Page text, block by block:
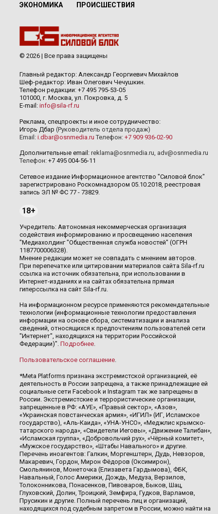
ЭКОНОМИКА ПРОИСШЕСТВИЯ
© 2026 | Все права защищены
Главный редактор: Александр Георгиевич Михайлов
Шеф-редактор: Иван Олегович Чечушкин.
Телефон редакции: +7 495 795-53-05
101000, г. Москва, ул. Покровка, д. 5
E-mail: info@sila-rf.ru
Реклама, спецпроекты и иное сотрудничество:
Игорь Дбар (Руководитель отдела продаж)
Email: i.dbar@osnmedia.ru Телефон: +7 909 936-02-90
Дополнительные email: reklama@osnmedia.ru adv@osnmedia.ru
Телефон: +7 495 004-56-11
Сетевое издание Информационное агентство "Силовой блок"
зарегистрировано Роскомнадзором 05.10.2018, реестровая
запись ЭЛ № ФС 77 - 73829.
18+
Учредитель: Автономная некоммерческая организация
содействия информированию и просвещению населения
"Медиахолдинг "Общественная служба новостей" (ОГРН
1187700006328).
Мнение редакции может не совпадать с мнением авторов.
При перепечатке или цитировании материалов сайта Sila-rf.ru
ссылка на источник обязательна, при использовании в
Интернет-изданиях и на сайтах обязательна прямая
гиперссылка на сайт Sila-rf.ru.
На информационном ресурсе применяются рекомендательные
технологии (информационные технологии предоставления
информации на основе сбора, систематизации и анализа
сведений, относящихся к предпочтениям пользователей сети
"Интернет", находящихся на территории Российской
Федерации)". Подробнее
Пользовательское соглашение
*Meta Platforms признана экстремистской организацией, её
деятельность в России запрещена, а также принадлежащие ей
социальные сети Facebook и Instagram так же запрещены в
России. Экстремистские и террористические организации,
запрещенные в РФ: «АУЕ», «Правый сектор», «Азов»,
«Украинская повстанческая армия», «ИГИЛ» (ИГ, Исламское
государство), «Аль-Каида», «УНА-УНСО», «Меджлис крымско-
татарского народа», «Свидетели Иеговы», «Движение Талибан»,
«Исламская группа», «Добровольчий рух», «Чёрный комитет»,
«Мужское государство», «Штабы Навального» и другие.
Перечень иноагентов: Галкин, Моргенштерн, Дудь, Невзоров,
Макаревич, Гордон, Мирон Фёдоров (Оксимирон),
Смольянинов, Монеточка (Елизавета Гардымова), ФБК,
Навальный, Голос Америки, Дождь, Медуза, Верзилов,
Толоконникова, Понасенков, Пивоваров, Быков, Шац,
Глуховский, Долин, Троицкий, Земфира, Гудков, Варламов,
Прусикин и другие. Полный перечень лиц и организаций,
находящихся под судебным запретом в России, можно найти на